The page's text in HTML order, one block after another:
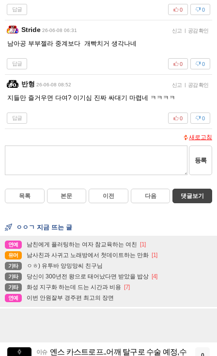
답글 0
0
Stride 26-06-08 06:31 신고 | 공감 확인
남아공 부부젤라 중계보다 개빡치거 생각나네
답글 0
0
반형 26-06-08 08:52 신고 | 공감 확인
지들만 즐거우면 다여? 이기심 진짜 싸대기 마렵네 ㅋㅋㅋㅋ
답글 0
0
새로고침
등록
목록 본문 이전 다음 댓글보기
ㅇㅇㄱ 지금 뜨는 글
연예 남친에게 플러팅하는 여자 참교육하는 여친 [1]
유머 남사친과 사귀고 노래방에서 첫데이트하는 만화 [1]
기타 ㅇㅎ) 유투바 앙밍망씨 친구님
기타 당신이 300년전 왕으로 태어났다면 받았을 밥상 [4]
기타 화성 지구화 하는데 드는 시간과 비용 [7]
연예 이번 안원잘부 경주편 최고의 장면
이슈 옌스 카스트로프..어깨 탈구로 수술 예정,수